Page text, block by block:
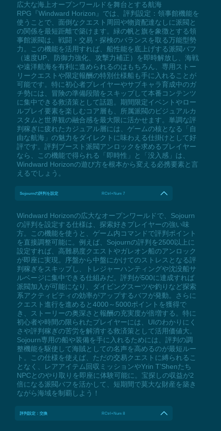
広大な海上オープンワールドを舞台とする航海
RPG『Windward Horizon』では、評判設定：領事館機能を
使うことで、面倒なクエスト周回や物資配達なしに派閥と
の関係を最短距離で築けます。緑の帆と旗を象徴とする領
事館派閥は、戦闘・交易・探検のバランスを取る万能型勢
力。この機能を活用すれば、船性能を底上げする派閥バフ
（速度UP、防御力強化、攻撃力補正）を即時解放し、海戦
や遠洋航海を有利に進められるのはもちろん、専用ストー
リークエストや限定報酬の特別仕様船も手に入れることが
可能です。特に初心者プレイヤーやサブキャラ育成中のガ
チ勢には、冒険の準備段階をスキップして本番コンテンツ
に集中できる救済策として話題。期間限定イベントやロー
ルプレイ要素を楽しむコア層も、所属派閥のビジュアルカ
スタムと世界観の融合感を最大限に活かせます。単調な評
判稼ぎに疲れたカジュアル層には、ゲームの核となる「自
由な航海」の魅力をダイレクトに味わえる仕掛けとして好
評です。評判ブースト派閥アンロックを求めるプレイヤー
なら、この機能で得られる「即時性」と「没入感」は、
Windward Horizonの遊び方を根本から変える必携要素と言
えるでしょう。
Sojournの評判を設定 RCtrl+Num 7
Windward Horizonの広大なオープンワールドで、Sojourn
の評判を設定する仕様は、探索好きプレイヤーの強い味
方。この機能を使うと、ゲーム内コマンドで評判ポイント
を直接調整可能に。例えば、Sojournの評判を2500以上に
設定すれば、高難易度クエストやガレオン船のアンロック
が即座に実現。序盤から中盤にかけてのストレスとなる評
判稼ぎをスキップし、トレジャーハンティングや沈没船サ
ルベージに集中できる仕組みだ。評判が500に達成すれば
派閥加入が可能になり、ダイビングスーツや釣りなど探索
系アクティビティの効率がアップするバフが発動。さらに
クエスト進行を進めると4000～5000ポイントを獲得で
き、ストーリーの奥深さと報酬の充実度が倍増する。特に
初心者や時間の限られたプレイヤーには、UIのわかりにく
さや評判稼ぎの苦労を解消する救済策として活用価値大。
Sojourn専用の船や装備を手に入れるためには、評判の調
整機能を駆使して海賊としての名声を高めるのが最短ルー
ト。この仕様を使えば、ただの交易クエストに縛られるこ
となく、レアアイテム回収ミッションやYrin T’Shenたち
NPCとのやり取りを即座に体験可能に。宝探しの収益が2
倍になる派閥バフを活かして、短期間で莫大な財産を築き
ながら海域を制覇しよう！
評判設定：交換 RCtrl+Num 8